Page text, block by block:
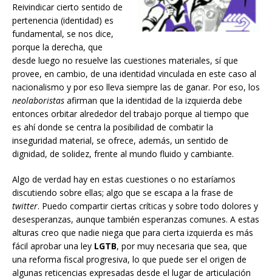
Reivindicar cierto sentido de
pertenencia (identidad) es
fundamental, se nos dice,
porque la derecha, que
desde luego no resuelve las cuestiones materiales, sí que
provee, en cambio, de una identidad vinculada en este caso al
nacionalismo y por eso lleva siempre las de ganar. Por eso, los
neolaboristas afirman que la identidad de la izquierda debe
entonces orbitar alrededor del trabajo porque al tiempo que
es ahí donde se centra la posibilidad de combatir la
inseguridad material, se ofrece, además, un sentido de
dignidad, de solidez, frente al mundo fluido y cambiante.
Algo de verdad hay en estas cuestiones o no estaríamos
discutiendo sobre ellas; algo que se escapa a la frase de
twitter. Puedo compartir ciertas críticas y sobre todo dolores y
desesperanzas, aunque también esperanzas comunes. A estas
alturas creo que nadie niega que para cierta izquierda es más
fácil aprobar una ley LGTB, por muy necesaria que sea, que
una reforma fiscal progresiva, lo que puede ser el origen de
algunas reticencias expresadas desde el lugar de articulación